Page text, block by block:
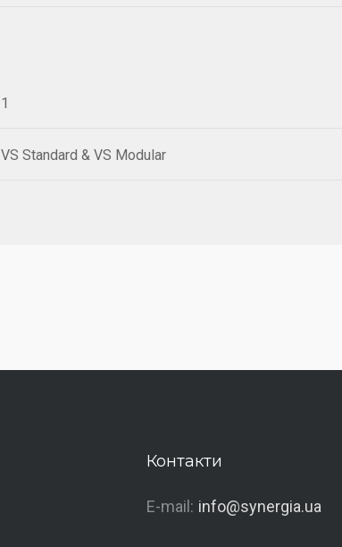
1
VS Standard & VS Modular
Контакти
E-mail: info@synergia.ua